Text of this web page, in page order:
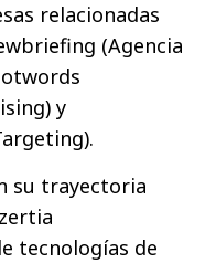
relacionadas
(Agencia
y
su trayectoria
tecnologías de